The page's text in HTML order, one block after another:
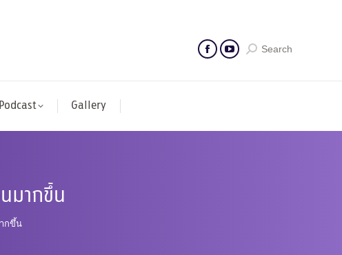
Search
Podcast Gallery
มากขึ้น
กขึ้น